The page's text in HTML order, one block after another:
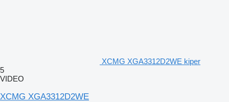
XCMG XGA3312D2WE kiper
5
VIDEO
XCMG XGA3312D2WE